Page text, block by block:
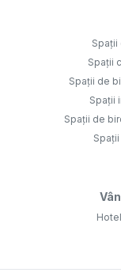
Spații
Spații
Spații de
Spații
Spații de